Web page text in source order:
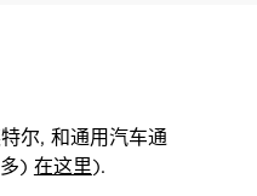
尔, 和通用汽车通
) 在这里).